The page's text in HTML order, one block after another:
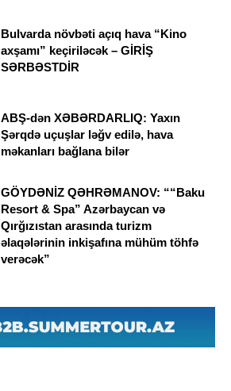
Bulvarda növbəti açıq hava “Kino
axşamı” keçiriləcək – GİRİŞ
SƏRBƏSTDİR
ABŞ-dən XƏBƏRDARLIQ: Yaxın
Şərqdə uçuşlar ləğv edilə, hava
məkanları bağlana bilər
GÖYDƏNİZ QƏHRƏMANOV: ““Baku
Resort & Spa” Azərbaycan və
Qırğızıstan arasında turizm
əlaqələrinin inkişafına mühüm töhfə
verəcək”